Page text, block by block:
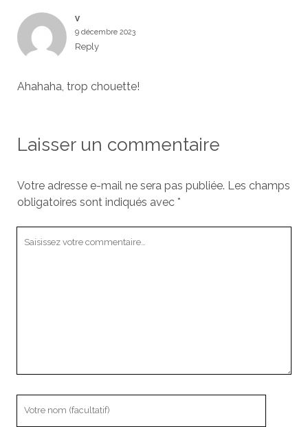
V
9 décembre 2023
Reply
Ahahaha, trop chouette!
Laisser un commentaire
Votre adresse e-mail ne sera pas publiée. Les champs
obligatoires sont indiqués avec *